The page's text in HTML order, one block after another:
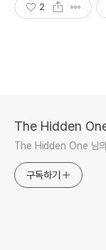
2
The Hidden
The Hidden One 님
구독하기